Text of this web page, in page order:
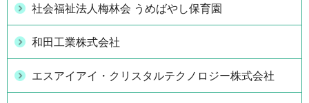
社会福祉法人梅林会 うめばやし保育園
和田工業株式会社
エスアイアイ・クリスタルテクノロジー株式会社